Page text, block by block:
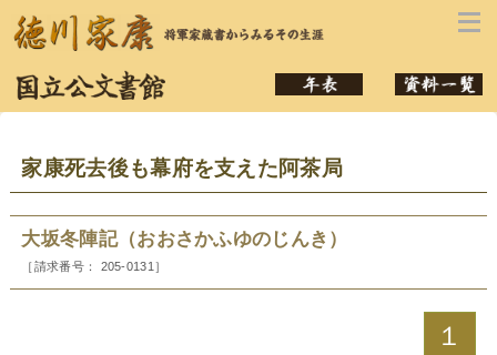
家康死去後も幕府を支えた阿茶局
大坂冬陣記（おおさかふゆのじんき）
［請求番号： 205-0131］
１